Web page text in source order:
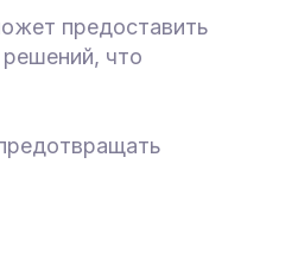
предоставить
что